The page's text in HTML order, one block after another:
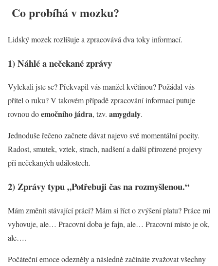
Co probíhá v mozku?
Lidský mozek rozlišuje a zpracovává dva toky informací.
1) Náhlé a nečekané zprávy
Vylekali jste se? Překvapil vás manžel květinou? Požádal vás
přítel o ruku? V takovém případě zpracování informací putuje
rovnou doemočního jádra, tzv. amygdaly.
Jednoduše řečeno začnete dávat najevo své momentální pocity.
Radost, smutek, vztek, strach, nadšení a další přirozené projevy
při nečekaných událostech.
2) Zprávy typu „Potřebuji čas na rozmyšlenou.“
Mám změnit stávající práci? Mám si říct o zvýšení platu? Práce mi
vyhovuje, ale… Pracovní doba je fajn, ale… Pracovní místo je ok,
ale….
Počáteční emoce odezněly a následně začínáte zvažovat všechny